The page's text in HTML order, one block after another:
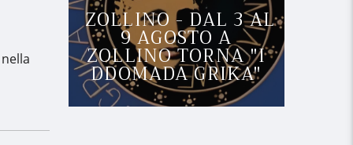
ZOLLINO - DAL 3 AL
9 AGOSTO A
ZOLLINO TORNA "I
DDOMADA GRIKA"